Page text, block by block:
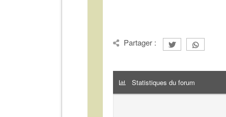
Partager :
Statistiques du forum